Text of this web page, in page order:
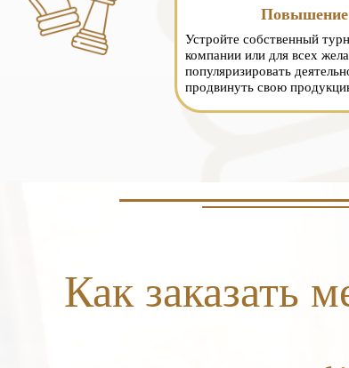
Устройте собственный
компании или для всех
популяризировать
продвинуть свою
Как заказать